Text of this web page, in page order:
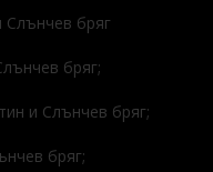
Слънчев бряг
бряг;
и Слънчев бряг;
бряг;